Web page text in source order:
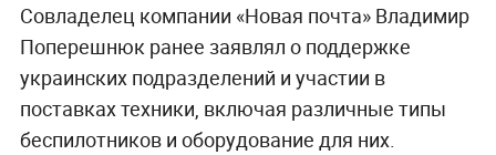
Совладелец компании «Новая почта» Владимир
Поперешнюк ранее заявлял о поддержке
украинских подразделений и участии в
поставках техники, включая различные типы
беспилотников и оборудование для них.